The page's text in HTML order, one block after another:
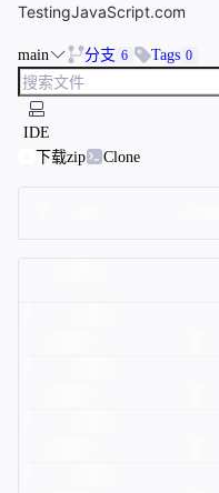
TestingJavaScript.com
main 分支 6 Tags 0
IDE
下载zip
Clone